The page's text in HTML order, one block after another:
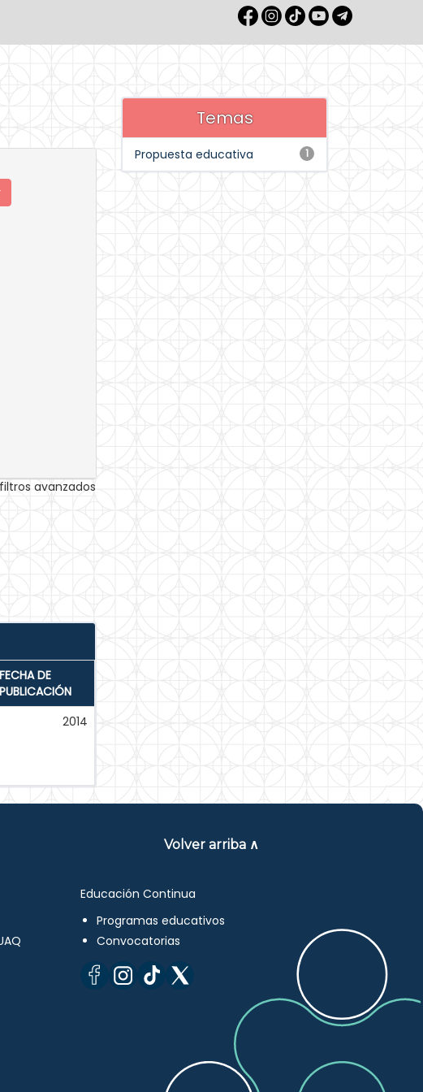
avanzados
FECHA DE
PUBLICACIÓN
2014
Temas
1
Propuesta educativa
Volver arriba ∧
Educación Continua
Programas educativos
Convocatorias